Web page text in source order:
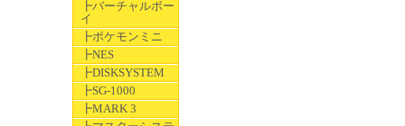
┣バーチャルボー
イ
┣ポケモンミニ
┣NES
┣DISKSYSTEM
┣SG-1000
┣MARK 3